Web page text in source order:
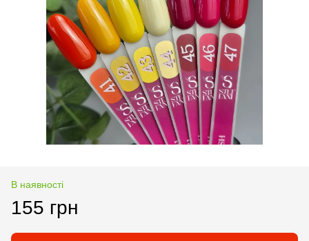
В наявності
155 грн